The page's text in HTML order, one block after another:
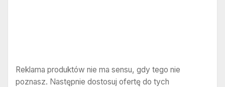
Reklama produktów nie ma sensu, gdy tego nie
poznasz. Następnie dostosuj ofertę do tych